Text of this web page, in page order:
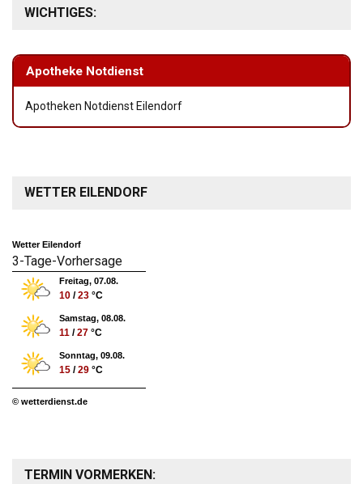
WICHTIGES:
Apotheke Notdienst
Apotheken Notdienst Eilendorf
WETTER EILENDORF
Wetter Eilendorf
3-Tage-Vorhersage
Freitag, 07.08.
10 /23 °C
Samstag, 08.08.
11 /27 °C
Sonntag, 09.08.
15 /29 °C
© wetterdienst.de
TERMIN VORMERKEN: